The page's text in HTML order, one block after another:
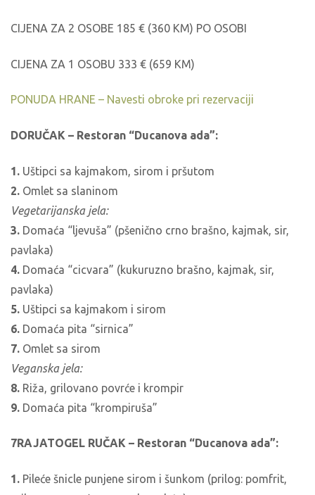
CIJENA ZA 2 OSOBE 185 € (360 KM) PO OSOBI
CIJENA ZA 1 OSOBU 333 € (659 KM)
PONUDA HRANE – Navesti obroke pri rezervaciji
DORUČAK – Restoran “Ducanova ada”:
1. Uštipci sa kajmakom, sirom i pršutom
2. Omlet sa slaninom
Vegetarijanska jela:
3. Domaća “ljevuša” (pšenično crno brašno, kajmak, sir,
pavlaka)
4. Domaća “cicvara” (kukuruzno brašno, kajmak, sir,
pavlaka)
5. Uštipci sa kajmakom i sirom
6. Domaća pita “sirnica”
7. Omlet sa sirom
Veganska jela:
8. Riža, grilovano povrće i krompir
9. Domaća pita “krompiruša”
7RAJATOGEL RUČAK – Restoran “Ducanova ada”:
1. Pileće šnicle punjene sirom i šunkom (prilog: pomfrit,